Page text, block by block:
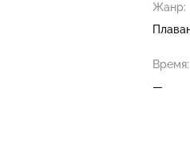
Жанр:
Время:
—